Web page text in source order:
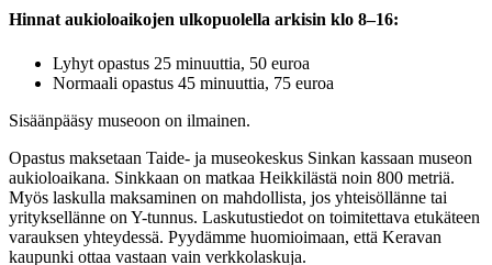
Hinnat aukioloaikojen ulkopuolella arkisin klo 8–16:
Lyhyt opastus 25 minuuttia, 50 euroa
Normaali opastus 45 minuuttia, 75 euroa
Sisäänpääsy museoon on ilmainen.
Opastus maksetaan Taide- ja museokeskus Sinkan kassaan museon
aukioloaikana. Sinkkaan on matkaa Heikkilästä noin 800 metriä.
Myös laskulla maksaminen on mahdollista, jos yhteisöllänne tai
yrityksellänne on Y-tunnus. Laskutustiedot on toimitettava etukäteen
varauksen yhteydessä. Pyydämme huomioimaan, että Keravan
kaupunki ottaa vastaan vain verkkolaskuja.